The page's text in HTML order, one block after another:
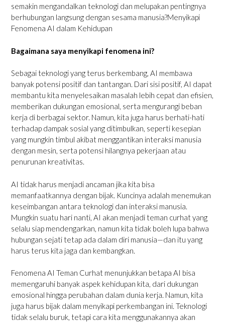
semakin mengandalkan teknologi dan melupakan pentingnya
berhubungan langsung dengan sesama manusia?Menyikapi
Fenomena AI dalam Kehidupan
Bagaimana saya menyikapi fenomena ini?
Sebagai teknologi yang terus berkembang, AI membawa
banyak potensi positif dan tantangan. Dari sisi positif, AI dapat
membantu kita menyelesaikan masalah lebih cepat dan efisien,
memberikan dukungan emosional, serta mengurangi beban
kerja di berbagai sektor. Namun, kita juga harus berhati-hati
terhadap dampak sosial yang ditimbulkan, seperti kesepian
yang mungkin timbul akibat menggantikan interaksi manusia
dengan mesin, serta potensi hilangnya pekerjaan atau
penurunan kreativitas.
AI tidak harus menjadi ancaman jika kita bisa
memanfaatkannya dengan bijak. Kuncinya adalah menemukan
keseimbangan antara teknologi dan interaksi manusia.
Mungkin suatu hari nanti, AI akan menjadi teman curhat yang
selalu siap mendengarkan, namun kita tidak boleh lupa bahwa
hubungan sejati tetap ada dalam diri manusia—dan itu yang
harus terus kita jaga dan kembangkan.
Fenomena AI Teman Curhat menunjukkan betapa AI bisa
memengaruhi banyak aspek kehidupan kita, dari dukungan
emosional hingga perubahan dalam dunia kerja. Namun, kita
juga harus bijak dalam menyikapi perkembangan ini. Teknologi
tidak selalu buruk, tetapi cara kita menggunakannya akan